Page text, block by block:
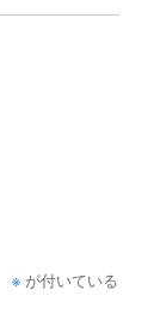
※ が付いている